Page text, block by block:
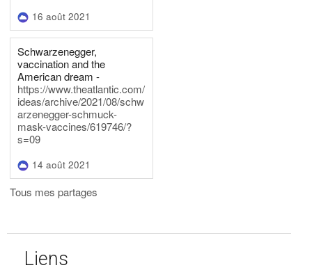
16 août 2021
Schwarzenegger,
vaccination and the
American dream -
https://www.theatlantic.com/
ideas/archive/2021/08/schw
arzenegger-schmuck-
mask-vaccines/619746/?
s=09
14 août 2021
Tous mes partages
Liens